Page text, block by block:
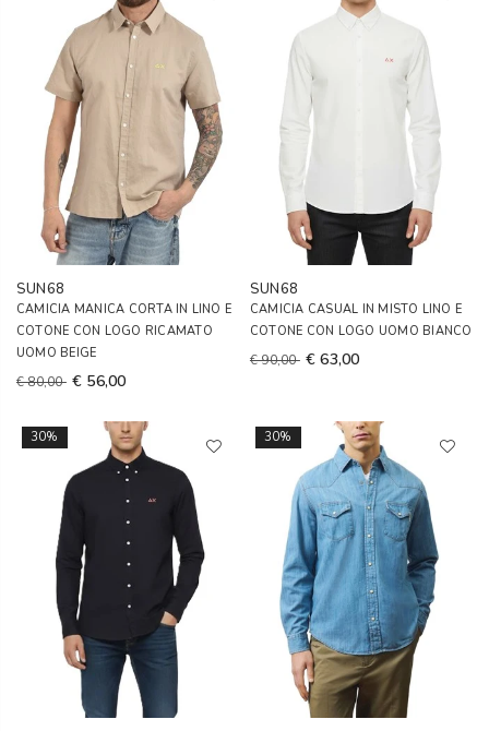
SUN68
CAMICIA MANICA CORTA IN LINO E
COTONE CON LOGO RICAMATO
UOMO BEIGE
€ 80,00 € 56,00
SUN68
CAMICIA CASUAL IN MISTO LINO E
COTONE CON LOGO UOMO BIANCO
€ 90,00 € 63,00
30% 30%